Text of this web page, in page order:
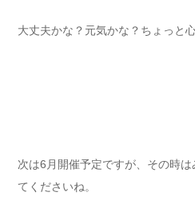
大丈夫かな？元気かな？ちょっと心
次は6月開催予定ですが、その時
てくださいね。